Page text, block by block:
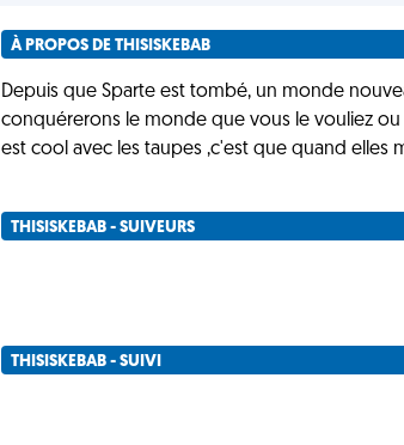
À PROPOS DE THISISKEBAB
Depuis que Sparte est tombé, un monde
conquérerons le monde que vous le vouliez ou
est cool avec les taupes ,c'est que quand elles
THISISKEBAB - SUIVEURS
THISISKEBAB - SUIVI